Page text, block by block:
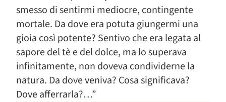
smesso di sentirmi mediocre, contingente
mortale. Da dove era potuta giungermi una
gioia così potente? Sentivo che era legata al
sapore del tè e del dolce, ma lo superava
infinitamente, non doveva condividerne la
natura. Da dove veniva? Cosa significava?
Dove afferrarla?…”